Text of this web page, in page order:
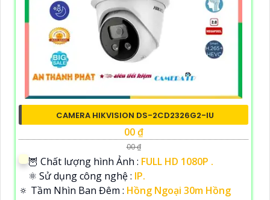
CAMERA HIKVISION DS-2CD2326G2-IU
00 ₫
00 ₫
🦉 Chất lượng hình Ảnh : FULL HD 1080P .
⚛️ Sử dụng công nghệ : IP.
🔅 Tầm Nhìn Ban Đêm : Hồng Ngoại 30m Hồng